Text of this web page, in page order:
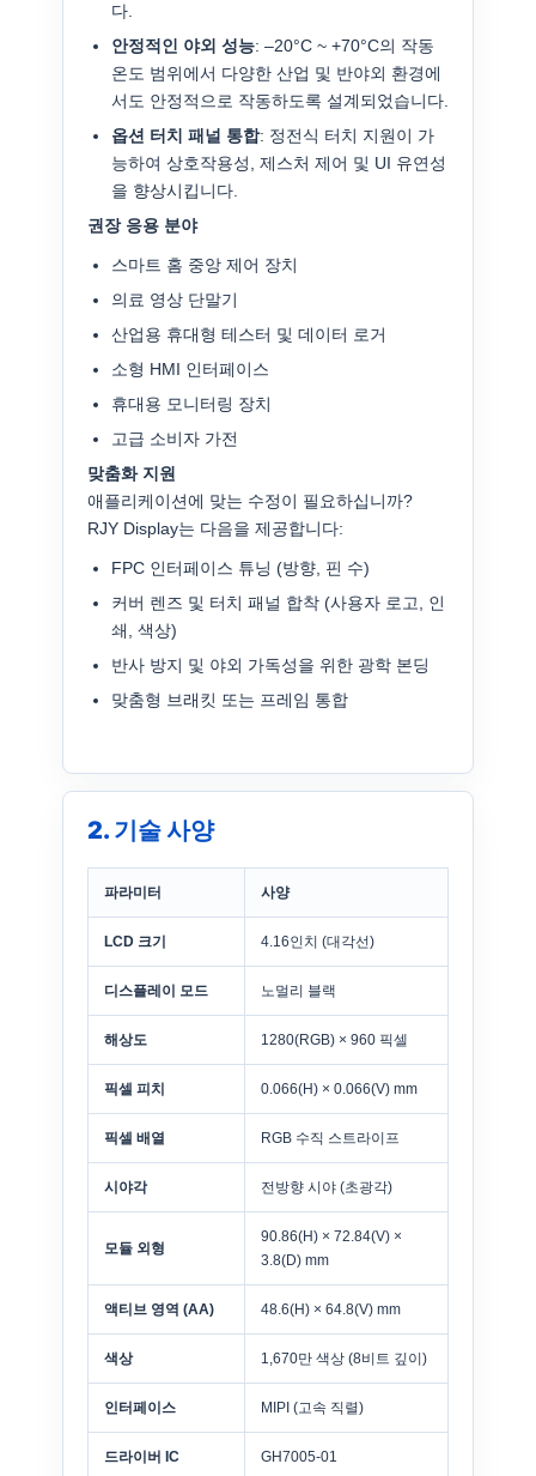
다.
안정적인 야외 성능: –20°C ~ +70°C의 작동
온도 범위에서 다양한 산업 및 반야외 환경에
서도 안정적으로 작동하도록 설계되었습니다.
옵션 터치 패널 통합: 정전식 터치 지원이 가
능하여 상호작용성, 제스처 제어 및 UI 유연성
을 향상시킵니다.
권장 응용 분야
스마트 홈 중앙 제어 장치
의료 영상 단말기
산업용 휴대형 테스터 및 데이터 로거
소형 HMI 인터페이스
휴대용 모니터링 장치
고급 소비자 가전
맞춤화 지원
애플리케이션에 맞는 수정이 필요하십니까?
RJY Display는 다음을 제공합니다:
FPC 인터페이스 튜닝 (방향, 핀 수)
커버 렌즈 및 터치 패널 합착 (사용자 로고, 인
쇄, 색상)
반사 방지 및 야외 가독성을 위한 광학 본딩
맞춤형 브래킷 또는 프레임 통합
2. 기술 사양
파라미터 사양
LCD 크기 4.16인치 (대각선)
디스플레이 모드 노멀리 블랙
해상도 1280(RGB) × 960 픽셀
픽셀 피치 0.066(H) × 0.066(V) mm
픽셀 배열 RGB 수직 스트라이프
시야각 전방향 시야 (초광각)
모듈 외형
90.86(H) × 72.84(V) ×
3.8(D) mm
액티브 영역 (AA) 48.6(H) × 64.8(V) mm
색상 1,670만 색상 (8비트 깊이)
인터페이스 MIPI (고속 직렬)
드라이버 IC GH7005-01